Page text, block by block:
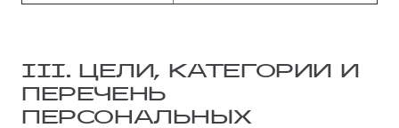
III. ЦЕЛИ, КАТЕГОРИИ И
ПЕРЕЧЕНЬ
ПЕРСОНАЛЬНЫХ